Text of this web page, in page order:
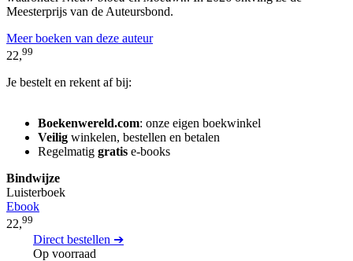
Meesterprijs van de Auteursbond.
Meer boeken van deze auteur
22,99
Je bestelt en rekent af bij:
Boekenwereld.com: onze eigen boekwinkel
Veilig winkelen, bestellen en betalen
Regelmatig gratis e-books
Bindwijze
Luisterboek
Ebook
22,99
Direct bestellen ➔
Op voorraad